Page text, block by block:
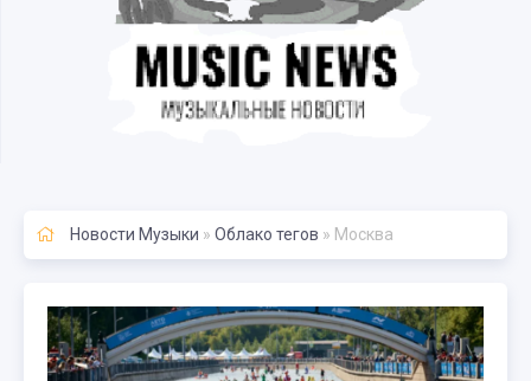
Новости Музыки » Облако тегов » Москва